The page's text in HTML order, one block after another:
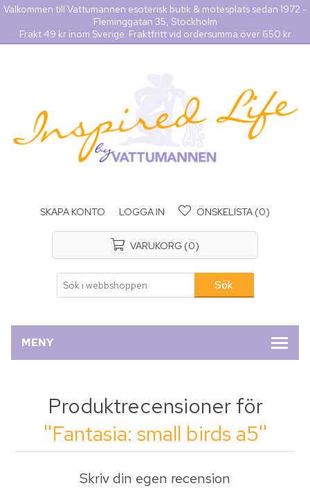
Välkommen till Vattumannen esoterisk butik & mötesplats sedan 1972 -
Fleminggatan 35, Stockholm
Frakt 49 kr inom Sverige. Fraktfritt vid ordersumma över 650 kr
SKAPA KONTO LOGGA IN ÖNSKELISTA (0)
VARUKORG (0)
MENY
Produktrecensioner för
Fantasia: small birds a5
Skriv din egen recension